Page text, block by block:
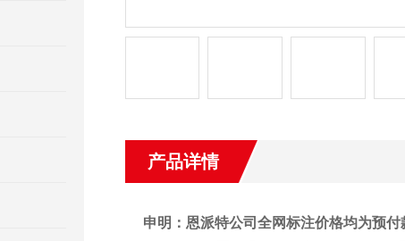
产品详情
申明：恩派特公司全网标注价格均为预付